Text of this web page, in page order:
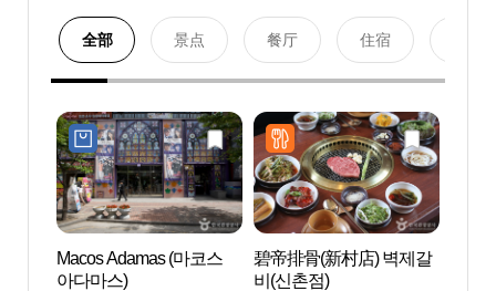
全部 景点 餐厅 住宿
Macos Adamas (마코스
아다마스)
碧帝排骨(新村店) 벽제갈
비(신촌점)